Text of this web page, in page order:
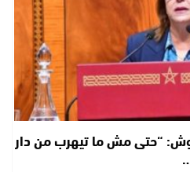
“حتى مش ما تيهرب من دار